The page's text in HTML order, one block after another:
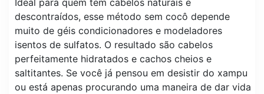
descontraídos, esse método sem cocô depende
muito de géis condicionadores e modeladores
isentos de sulfatos. O resultado são cabelos
perfeitamente hidratados e cachos cheios e
saltitantes. Se você já pensou em desistir do xampu
ou está apenas procurando uma maneira de dar vida